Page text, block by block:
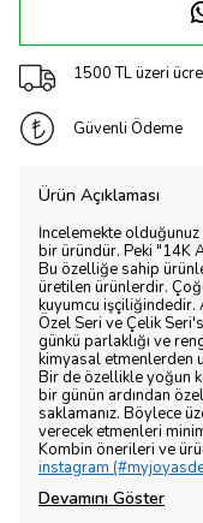
1500 TL üzeri
Güvenli Ödeme
Ürün Açıklaması
İncelemekte
bir üründür. Peki "14K
Bu özelliğe sahip
üretilen ürünlerdir.
kuyumcu işçiliğindedir.
Özel Seri ve Çelik
günkü parlaklığı ve
kimyasal etmenlerden
Bir de özellikle yoğun
bir günün ardından
saklamanız. Böylece
verecek etmenleri
Kombin önerileri ve
instagram
Devamını Göster